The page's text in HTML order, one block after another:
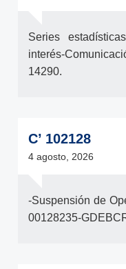
Series
interés-
14290.
C’ 102128
4 agosto, 2026
-Suspensión de
00128235-